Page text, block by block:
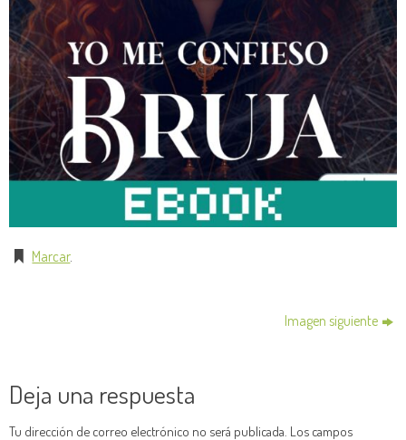
Marcar.
Imagen siguiente
Deja una respuesta
Tu dirección de correo electrónico no será publicada. Los campos